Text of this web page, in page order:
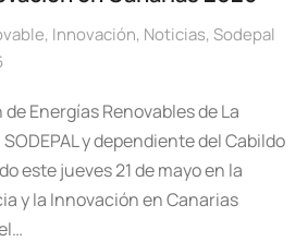
, Innovación, Noticias, Sodepal
Energías Renovables de La
y dependiente del Cabildo
este jueves 21 de mayo en la
y la Innovación en Canarias